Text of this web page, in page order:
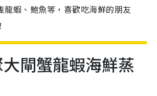
龍蝦、鮑魚等，喜歡吃海鮮的朋友
閘蟹龍蝦海鮮蒸